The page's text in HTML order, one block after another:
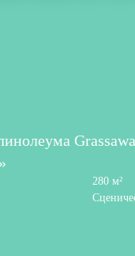
280 м²